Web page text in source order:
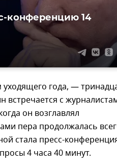
конференцию 14
года, —
встречается с
он возглавлял
пера продолжалась
стала пресс-
4 часа 40 минут.